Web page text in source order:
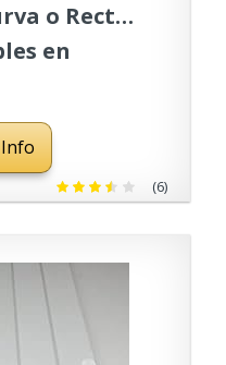
o Recta
en
(Ancho
(6)